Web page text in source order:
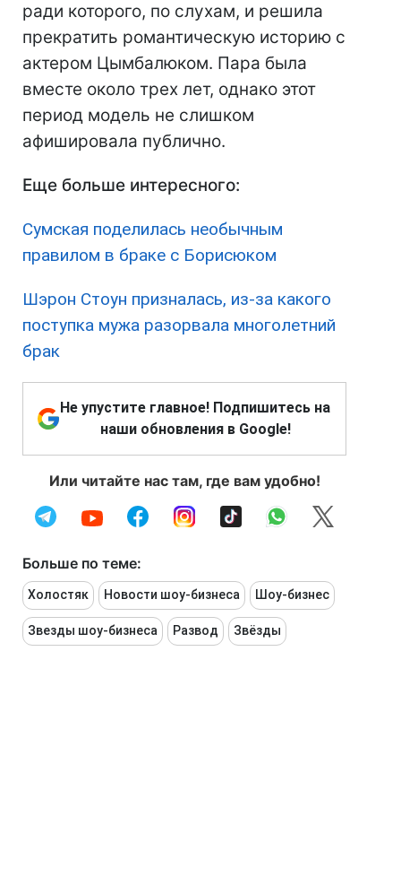
ради которого, по слухам, и решила
прекратить романтическую историю с
актером Цымбалюком. Пара была
вместе около трех лет, однако этот
период модель не слишком
афишировала публично.
Еще больше интересного:
Сумская поделилась необычным
правилом в браке с Борисюком
Шэрон Стоун призналась, из-за какого
поступка мужа разорвала многолетний
брак
Не упустите главное! Подпишитесь на
наши обновления в Google!
Или читайте нас там, где вам удобно!
Больше по теме:
Холостяк Новости шоу-бизнеса Шоу-бизнес
Звезды шоу-бизнеса Развод Звёзды